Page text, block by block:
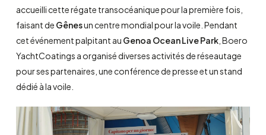
accueilli cette régate transocéanique pour la première fois,
faisant de Gênesun centre mondial pour la voile. Pendant
cet événement palpitant au Genoa Ocean Live Park, Boero
YachtCoatings a organisé diverses activités de réseautage
pour ses partenaires, une conférence de presse et un stand
dédié à la voile.